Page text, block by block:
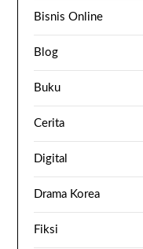
Bisnis Online
Blog
Buku
Cerita
Digital
Drama Korea
Fiksi